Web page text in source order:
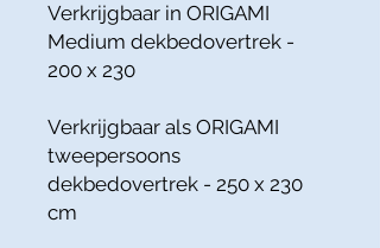
Verkrijgbaar in ORIGAMI
Medium dekbedovertrek -
200 x 230
Verkrijgbaar als ORIGAMI
tweepersoons
dekbedovertrek - 250 x 230
cm